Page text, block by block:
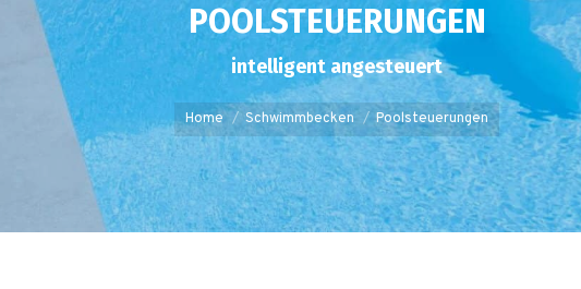
POOLSTEUERUNGEN
intelligent angesteuert
You are here:
Home Schwimmbecken Poolsteuerungen